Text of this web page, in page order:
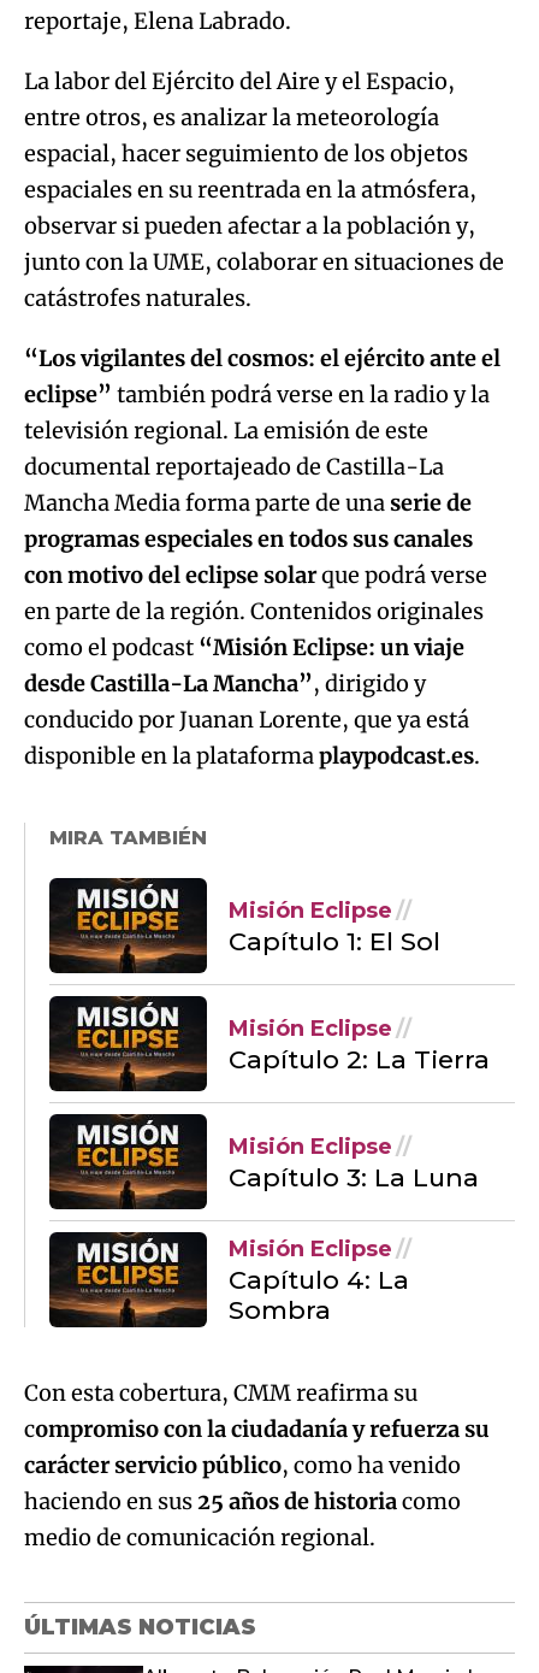
reportaje, Elena Labrado.
La labor del Ejército del Aire y el Espacio,
entre otros, es analizar la meteorología
espacial, hacer seguimiento de los objetos
espaciales en su reentrada en la atmósfera,
observar si pueden afectar a la población y,
junto con la UME, colaborar en situaciones de
catástrofes naturales.
“Los vigilantes del cosmos: el ejército ante el
eclipse” también podrá verse en la radio y la
televisión regional. La emisión de este
documental reportajeado de Castilla-La
Mancha Media forma parte de unaserie de
programas especiales en todos sus canales
con motivo del eclipse solarque podrá verse
en parte de la región. Contenidos originales
como el podcast “Misión Eclipse: un viaje
desde Castilla-La Mancha”, dirigido y
conducido por Juanan Lorente, que ya está
disponible en la plataformaplaypodcast.es.
MIRA TAMBIÉN
Misión Eclipse
Capítulo 1: El Sol
Misión Eclipse
Capítulo 2: La Tierra
Misión Eclipse
Capítulo 3: La Luna
Misión Eclipse
Capítulo 4: La
Sombra
Con esta cobertura, CMM reafirma su
compromiso con la ciudadanía y refuerza su
carácter servicio público, como ha venido
haciendo en sus25 años de historiacomo
medio de comunicación regional.
ÚLTIMAS NOTICIAS